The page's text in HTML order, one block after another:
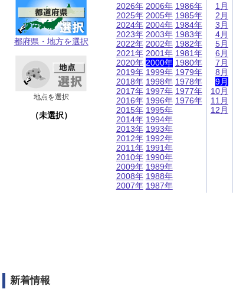
都府県・地方を選択
地点を選択
（未選択）
2026年
2025年
2024年
2023年
2022年
2021年
2020年
2019年
2018年
2017年
2016年
2015年
2014年
2013年
2012年
2011年
2010年
2009年
2008年
2007年
2006年
2005年
2004年
2003年
2002年
2001年
2000年
1999年
1998年
1997年
1996年
1995年
1994年
1993年
1992年
1991年
1990年
1989年
1988年
1987年
1986年
1985年
1984年
1983年
1982年
1981年
1980年
1979年
1978年
1977年
1976年
1月
2月
3月
4月
5月
6月
7月
8月
9月
10月
11月
12月
新着情報